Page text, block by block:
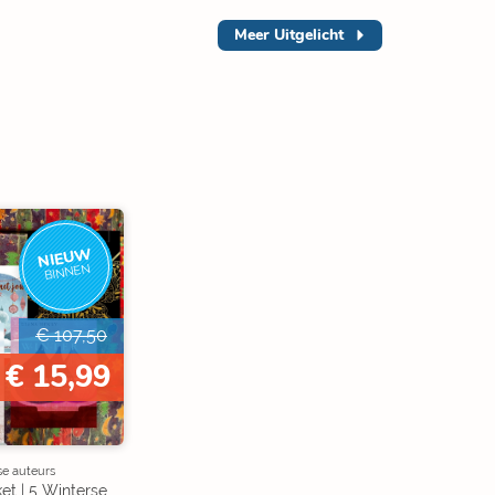
Meer Uitgelicht
NIEUW
BINNEN
€ 107,50
€ 15,99
auteurs
| 5 Winterse